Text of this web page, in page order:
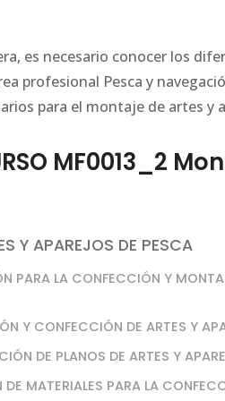
es necesario conocer los
profesional Pesca y
para el montaje de artes y
MF0013_2
Y APAREJOS DE PESCA
PARA LA CONFECCIÓN Y
Y CONFECCIÓN DE ARTES Y
DE PLANOS DE ARTES Y
MATERIALES PARA LA